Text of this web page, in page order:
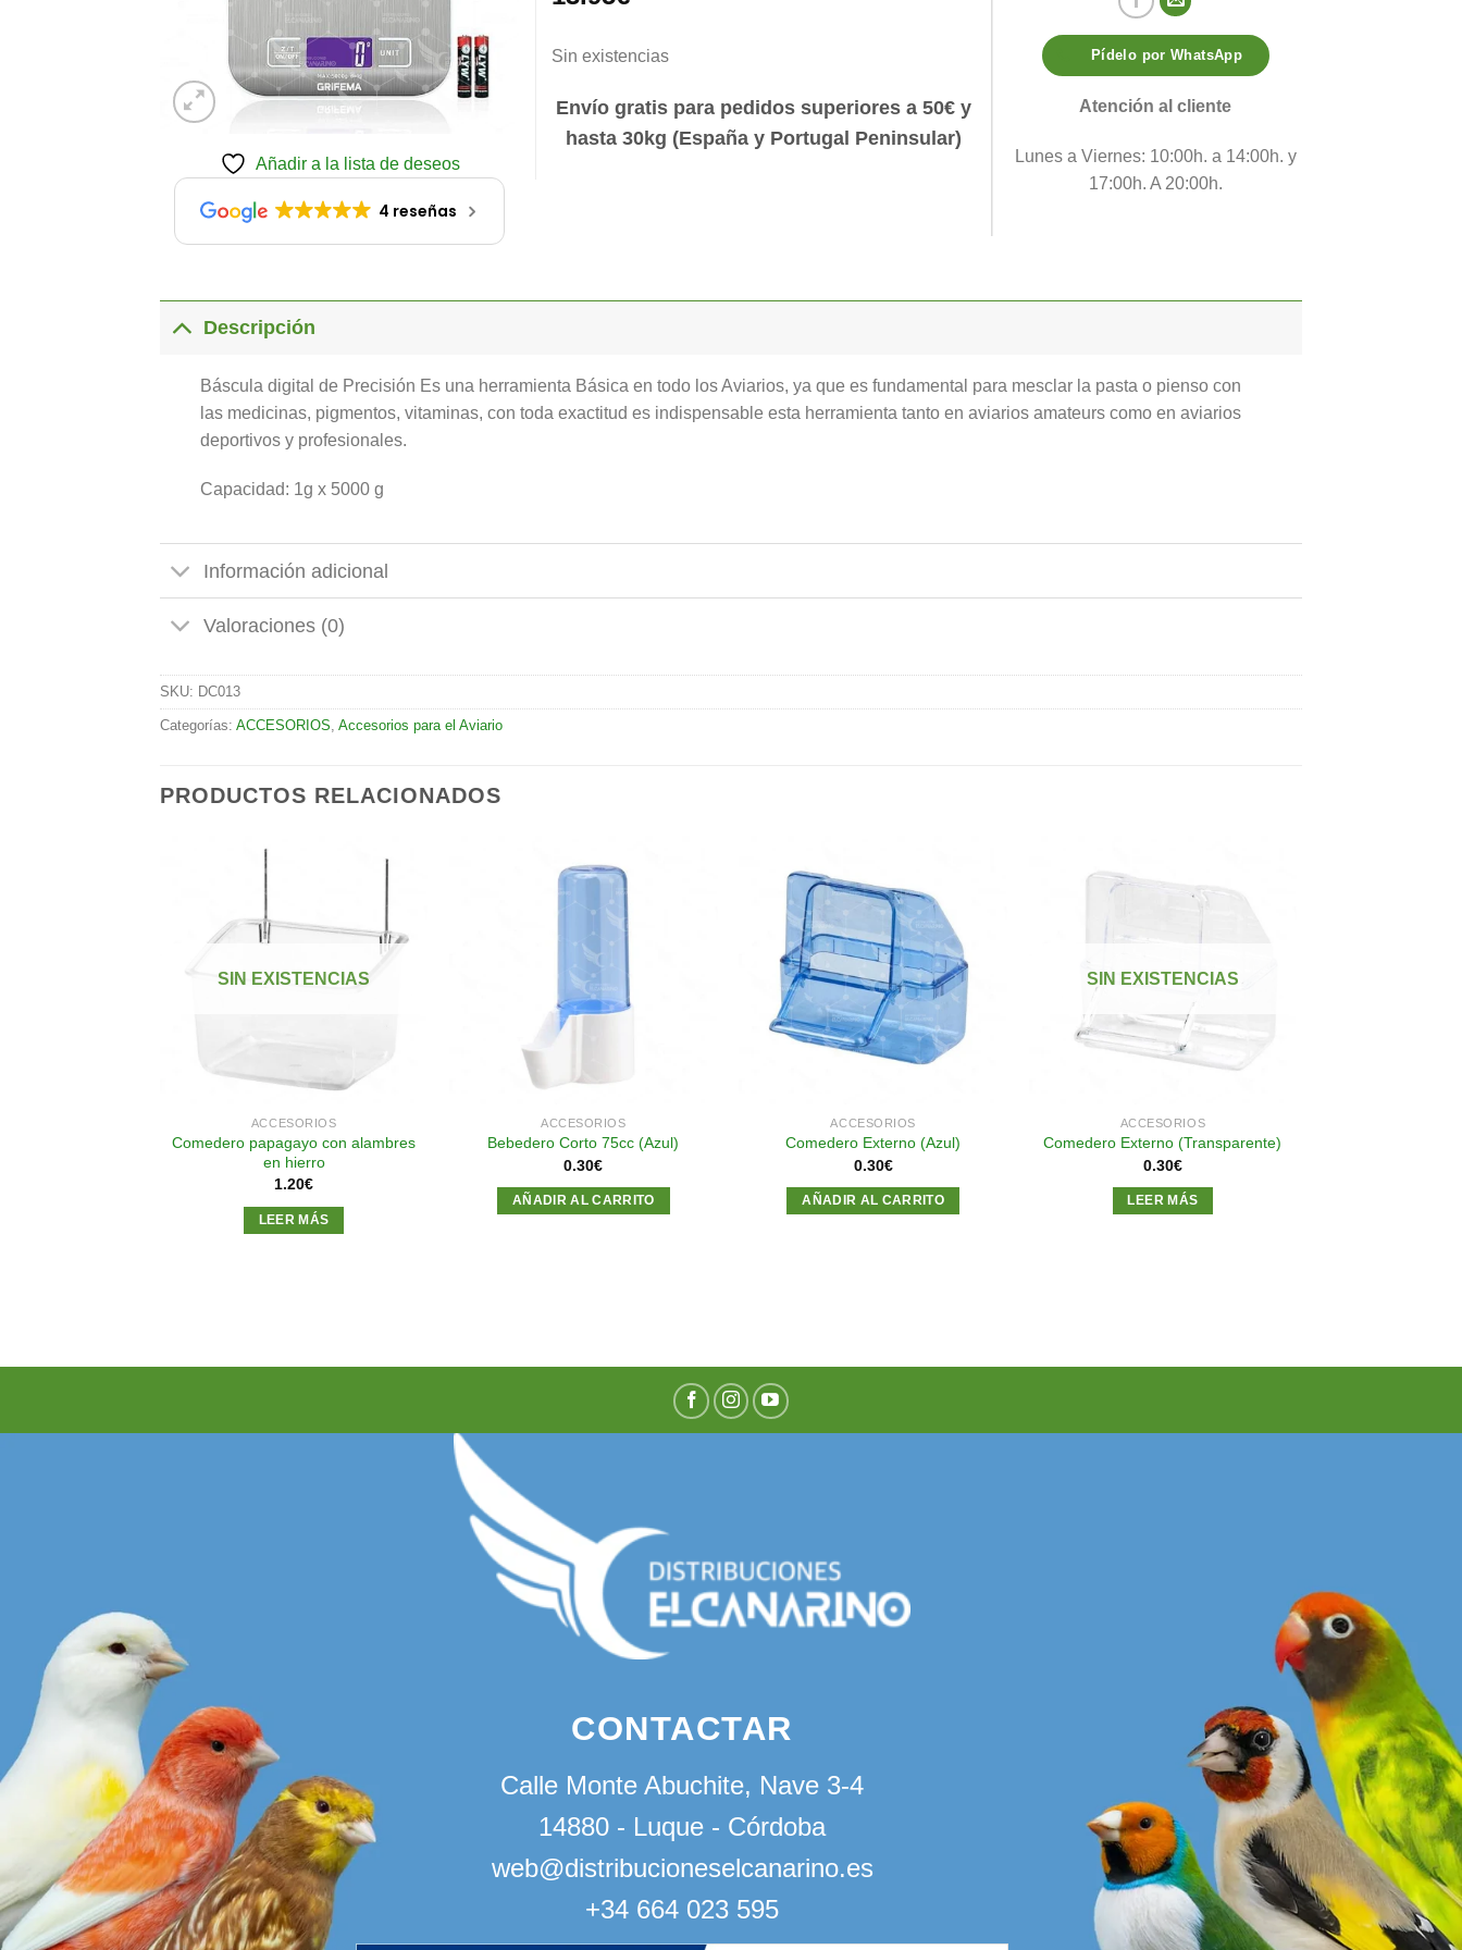
Añadir a la lista de deseos
4 reseñas
Sin existencias
Envío gratis para pedidos superiores a 50€ y
hasta 30kg (España y Portugal Peninsular)
Pídelo por WhatsApp
Atención al cliente
Lunes a Viernes: 10:00h. a 14:00h. y
17:00h. A 20:00h.
Descripción
Báscula digital de Precisión Es una herramienta Básica en todo los Aviarios, ya que es fundamental para mesclar la pasta o pienso con
las medicinas, pigmentos, vitaminas, con toda exactitud es indispensable esta herramienta tanto en aviarios amateurs como en aviarios
deportivos y profesionales.
Capacidad: 1g x 5000 g
Información adicional
Valoraciones (0)
SKU: DC013
Categorías: ACCESORIOS, Accesorios para el Aviario
PRODUCTOS RELACIONADOS
Añadir
deseos
SIN EXISTENCIAS
ACCESORIOS
Comedero papagayo con alambres
en hierro
1.20€
LEER MÁS
ACCESORIOS
Bebedero Corto 75cc (Azul)
0.30€
AÑADIR AL CARRITO
Añadir
a la
lista de
deseos
ACCESORIOS
Comedero Externo (Azul)
0.30€
AÑADIR AL CARRITO
deseos
SIN EXISTENCIAS
ACCESORIOS
Comedero Externo (Transparente)
0.30€
LEER MÁS
CONTACTAR
Calle Monte Abuchite, Nave 3-4
14880 - Luque - Córdoba
web@distribucioneselcanarino.es
+34 664 023 595